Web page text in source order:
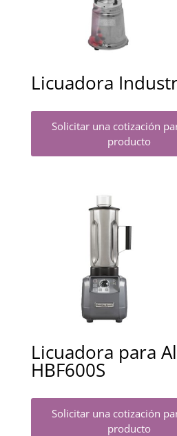
Licuadora
Solicitar una cotización
producto
Licuadora para
HBF600S
Solicitar una cotización
producto